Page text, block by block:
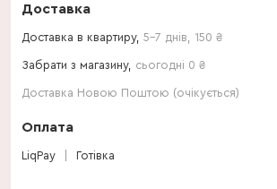
Доставка
Доставка в квартиру, 5-7 днів 150 ₴
Забрати з магазину, сьогодні 0 ₴
Доставка Новою Поштою (очікується)
Оплата
LiqPay Готівка